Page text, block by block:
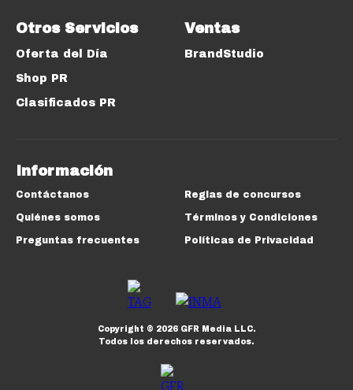
Otros Servicios
Oferta del Día
Shop PR
Clasificados PR
Ventas
BrandStudio
Información
Contáctanos
Quiénes somos
Preguntas frecuentes
Reglas de concursos
Términos y Condiciones
Políticas de Privacidad
Copyright © 2026GFR Media LLC.
Todos los derechos reservados.